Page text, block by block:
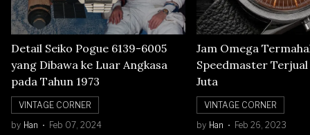
Detail Seiko Pogue 6139-6005
yang Dibawa ke Luar Angkasa
pada Tahun 1973
VINTAGE CORNER
by Han Feb 07, 2024
Jam Omega
Speedmaster Terjual
Juta
VINTAGE CORNER
by Han Feb 26, 2023